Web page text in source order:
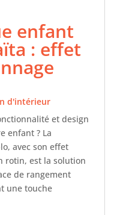
enfant
: effet
d'intérieur
et design
enfant ? La
avec son effet
rotin, est la solution
de rangement
une touche